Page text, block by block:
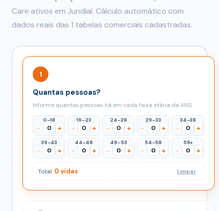
Care ativos em Jundiaí. Cálculo automático com
dados reais das 1 tabelas comerciais cadastradas.
1
Quantas pessoas?
Informe quantas pessoas há em cada faixa etária da ANS.
0–18
− +
19–23
− +
24–28
− +
29–33
− +
34–38
− +
39–43
− +
44–48
− +
49–53
− +
54–58
− +
59+
− +
Total: 0 vidas Limpar